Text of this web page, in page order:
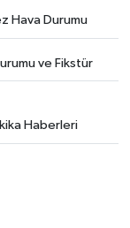
Hava Durumu
ve Fikstür
Haberleri